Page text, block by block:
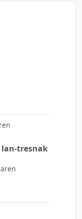
tresnak